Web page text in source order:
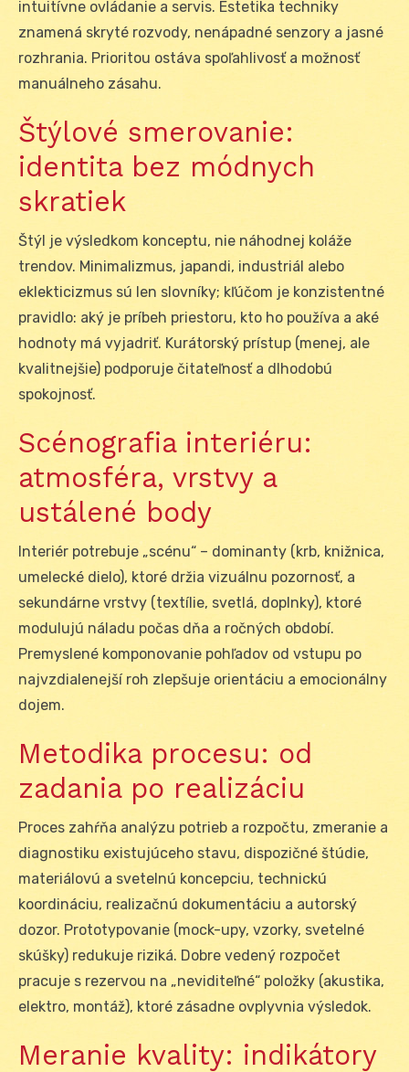
intuitívne ovládanie a servis. Estetika techniky
znamená skryté rozvody, nenápadné senzory a jasné
rozhrania. Prioritou ostáva spoľahlivosť a možnosť
manuálneho zásahu.
Štýlové smerovanie:
identita bez módnych
skratiek
Štýl je výsledkom konceptu, nie náhodnej koláže
trendov. Minimalizmus, japandi, industriál alebo
eklekticizmus sú len slovníky; kľúčom je konzistentné
pravidlo: aký je príbeh priestoru, kto ho používa a aké
hodnoty má vyjadriť. Kurátorský prístup (menej, ale
kvalitnejšie) podporuje čitateľnosť a dlhodobú
spokojnosť.
Scénografia interiéru:
atmosféra, vrstvy a
ustálené body
Interiér potrebuje „scénu“ – dominanty (krb, knižnica,
umelecké dielo), ktoré držia vizuálnu pozornosť, a
sekundárne vrstvy (textílie, svetlá, doplnky), ktoré
modulujú náladu počas dňa a ročných období.
Premyslené komponovanie pohľadov od vstupu po
najvzdialenejší roh zlepšuje orientáciu a emocionálny
dojem.
Metodika procesu: od
zadania po realizáciu
Proces zahŕňa analýzu potrieb a rozpočtu, zmeranie a
diagnostiku existujúceho stavu, dispozičné štúdie,
materiálovú a svetelnú koncepciu, technickú
koordináciu, realizačnú dokumentáciu a autorský
dozor. Prototypovanie (mock-upy, vzorky, svetelné
skúšky) redukuje riziká. Dobre vedený rozpočet
pracuje s rezervou na „neviditeľné“ položky (akustika,
elektro, montáž), ktoré zásadne ovplyvnia výsledok.
Meranie kvality: indikátory